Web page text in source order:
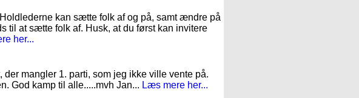
kan sætte folk af og på, samt ændre på
at sætte folk af. Husk, at du først kan invitere
her...
mangler 1. parti, som jeg ikke ville vente på.
God kamp til alle.....mvh Jan... Læs mere her...